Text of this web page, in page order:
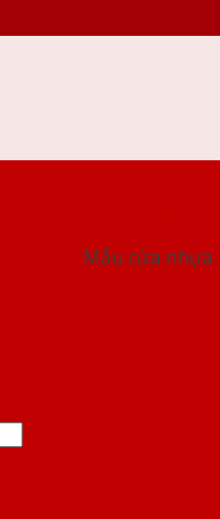
Mẫu cửa nhựa